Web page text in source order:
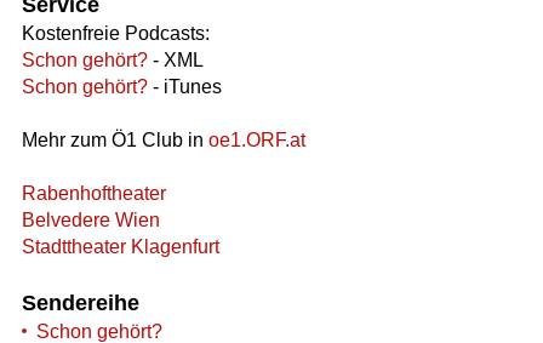
Service
Kostenfreie Podcasts:
Schon gehört? - XML
Schon gehört? - iTunes
Mehr zum Ö1 Club in oe1.ORF.at
Rabenhoftheater
Belvedere Wien
Stadttheater Klagenfurt
Sendereihe
Schon gehört?